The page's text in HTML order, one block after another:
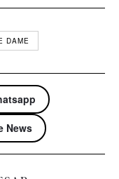
DAME
News